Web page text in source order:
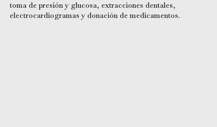
toma de presión y glucosa, extracciones dentales,
electrocardiogramas y donación de medicamentos.